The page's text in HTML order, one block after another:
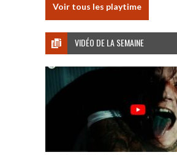
Voir tous les playtime
VIDÉO DE LA SEMAINE